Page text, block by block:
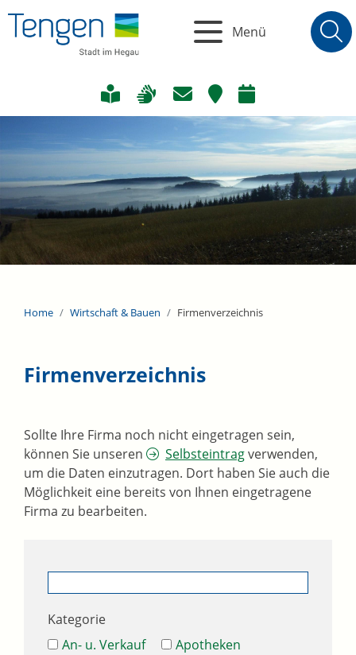
Menü
Home Wirtschaft & Bauen Firmenverzeichnis
Firmenverzeichnis
Sollte Ihre Firma noch nicht eingetragen sein,
können Sie unseren
Selbsteintragverwenden,
um die Daten einzutragen. Dort haben Sie auch die
Möglichkeit eine bereits von Ihnen eingetragene
Firma zu bearbeiten.
Kategorie
An- u. Verkauf
Apotheken